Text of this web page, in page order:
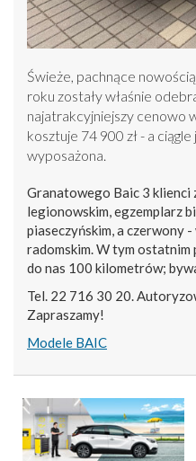
Świeże, pachnące
roku zostały właśnie
najatrakcyjniejszy cenowo
kosztuje 74 900 zł - a
wyposażona.
Granatowego Baic 3
legionowskim, egzemplarz
piaseczyńskim, a czerwony
radomskim. W tym ostatnim
do nas 100 kilometrów;
Tel. 22 716 30 20.
Zapraszamy!
Modele BAIC